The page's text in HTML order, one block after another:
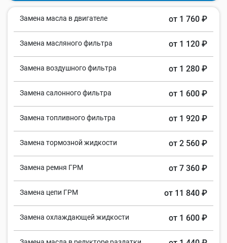
Замена масла в двигателе от 1 760 ₽
Замена масляного фильтра от 1 120 ₽
Замена воздушного фильтра от 1 280 ₽
Замена салонного фильтра от 1 600 ₽
Замена топливного фильтра от 1 920 ₽
Замена тормозной жидкости от 2 560 ₽
Замена ремня ГРМ от 7 360 ₽
Замена цепи ГРМ от 11 840 ₽
Замена охлаждающей жидкости от 1 600 ₽